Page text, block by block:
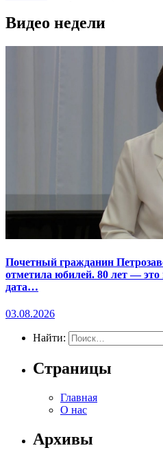
Видео недели
Почетный гражданин
отметила юбилей. 80 лет —
дата…
03.08.2026
Найти:
Страницы
Главная
О нас
Архивы